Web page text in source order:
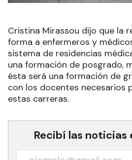
Cristina Mirassou dijo que la
forma a enfermeros y
sistema de residencias
una formación de posgrado,
ésta será una formación de
con los docentes necesarios
estas carreras.
Recibí las noticias